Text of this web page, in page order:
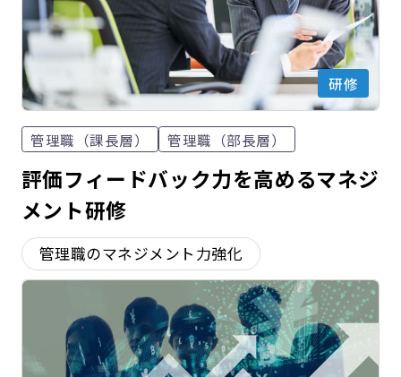
研修
管理職（課長層） 管理職（部長層）
評価フィードバック力を高めるマネジ
メント研修
管理職のマネジメント力強化